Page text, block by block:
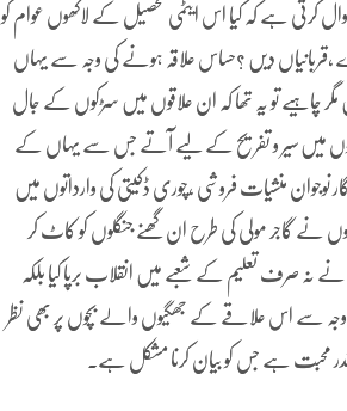
کرتی ہے کہ کیا اس ایٹمی تحصیل کے لاکھوں عوام کو
،قربانیاں دیں ؟حساس علاقہ ہونے کی وجہ سے یہاں
مگر چاہیے تو یہ تھا کہ ان علاقوں میں سڑکوں کے جال
میں سیر و تفریح کے لیے آتے جس سے یہاں کے
منشیات فروشی ،چوری ڈکیتی کی وارداتوں میں
نے گاجر مولی کی طرح ان گھنے جنگلوں کو کاٹ کر
صرف تعلیم کے شعبے میں انقلاب برپا کیا بلکہ
وجہ سے اس علاقے کے جھگیوں والے بچوں پر بھی نظر
محبت ہے جس کو بیان کرنا مشکل ہے۔